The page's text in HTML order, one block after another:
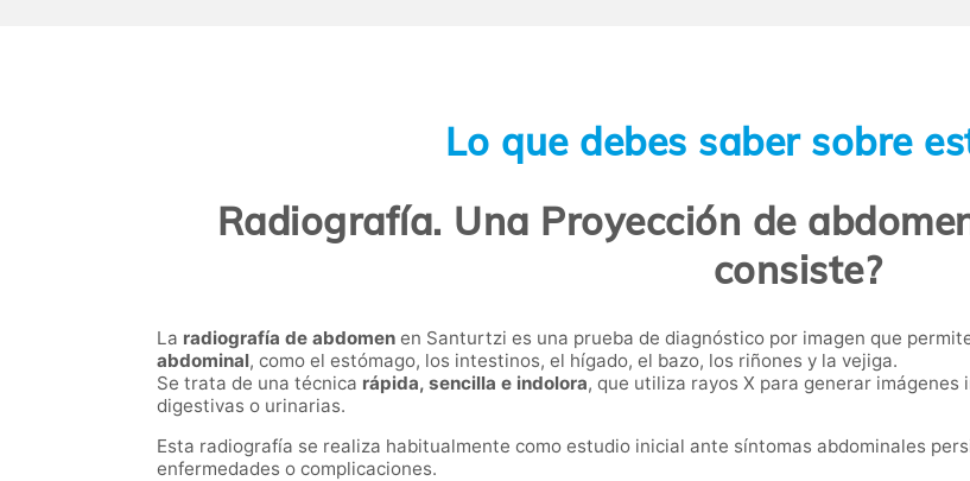
Lo que debes saber sobre
Radiografía. Una Proyección de
consiste?
La radiografía de abdomen en Santurtzi es una prueba de diagnóstico por imagen que
abdominal, como el estómago, los intestinos, el hígado, el bazo, los riñones y la vejiga.
Se trata de una técnica rápida, sencilla e indolora, que utiliza rayos X para generar
digestivas o urinarias.
Esta radiografía se realiza habitualmente como estudio inicial ante síntomas abdominales
enfermedades o complicaciones.